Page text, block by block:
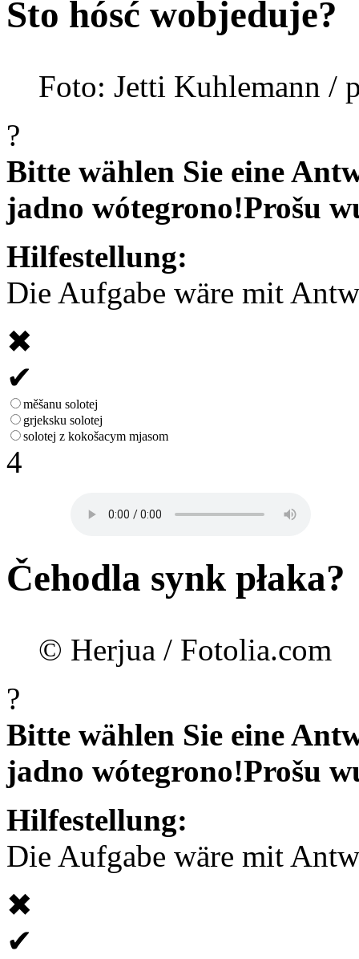
Što hósć wobjeduje?
Foto: Jetti Kuhlemann /
?
Bitte wählen Sie eine
jadno wótegrono!Prošu
Hilfestellung:
Die Aufgabe wäre mit
✖
✔
měšanu solotej
grjeksku solotej
solotej z kokošacym mjasom
4
Čehodla synk płaka?
© Herjua / Fotolia.com
?
Bitte wählen Sie eine
jadno wótegrono!Prošu
Hilfestellung:
Die Aufgabe wäre mit
✖
✔